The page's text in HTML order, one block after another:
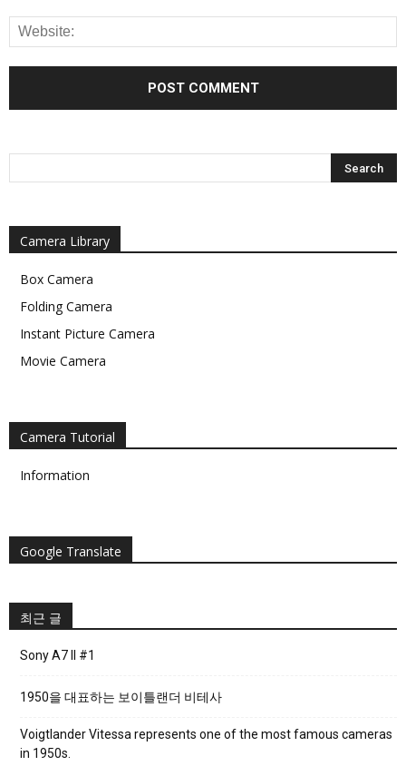
Camera Library
Box Camera
Folding Camera
Instant Picture Camera
Movie Camera
Camera Tutorial
Information
Google Translate
최근 글
Sony A7 II #1
1950을 대표하는 보이틀랜더 비테사
Voigtlander Vitessa represents one of the most famous cameras
in 1950s.